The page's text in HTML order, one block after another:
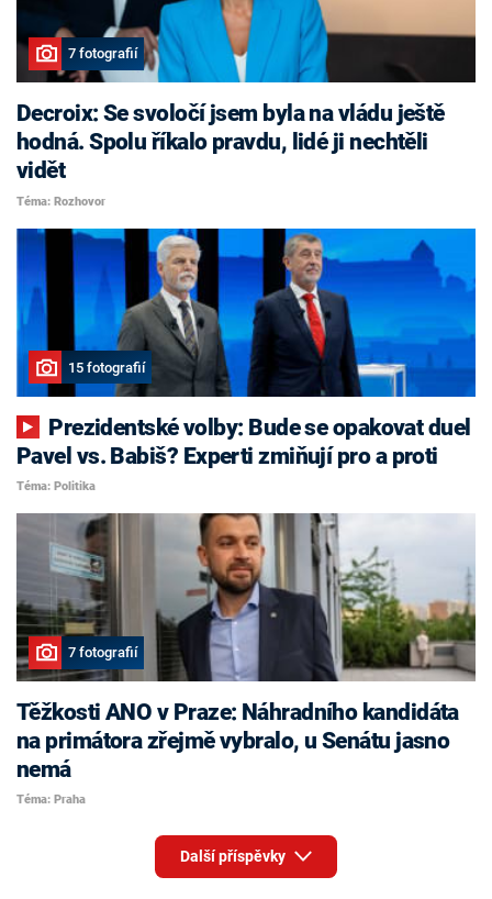
7 fotografií
Decroix: Se svoločí jsem byla na vládu ještě
hodná. Spolu říkalo pravdu, lidé ji nechtěli
vidět
Téma: Rozhovor
15 fotografií
Pavel vs. Babiš? Experti zmiňují pro a proti
Téma: Politika
7 fotografií
Těžkosti ANO v Praze: Náhradního kandidáta
na primátora zřejmě vybralo, u Senátu jasno
nemá
Téma: Praha
Další příspěvky